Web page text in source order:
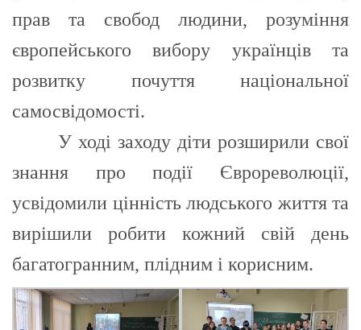
прав та свобод людини, розуміння
європейського вибору українців та
розвитку почуття національної
самосвідомості.
У ході заходу діти розширили свої
знання про події Єврореволюції,
усвідомили цінність людського життя та
вирішили робити кожний свій день
багатогранним, плідним і корисним.